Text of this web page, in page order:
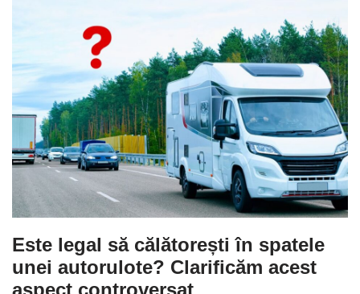
Este legal să călătorești în spatele
unei autorulote? Clarificăm acest
aspect controversat